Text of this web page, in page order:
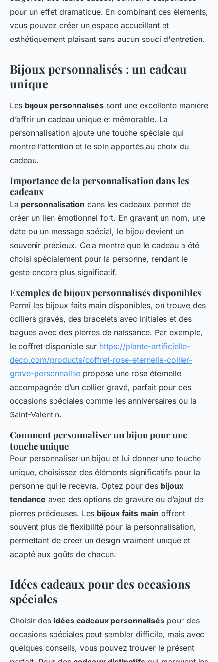
pour un effet dramatique. En combinant ces éléments,
vous pouvez créer un espace accueillant et
esthétiquement plaisant sans aucun souci d'entretien.
Bijoux personnalisés : un cadeau
unique
Les bijoux personnalisés sont une excellente manière
d’offrir un cadeau unique et mémorable. La
personnalisation ajoute une touche spéciale qui
montre l’attention et le soin apportés au choix du
cadeau.
Importance de la personnalisation dans les
cadeaux
La personnalisation dans les cadeaux permet de
créer un lien émotionnel fort. En gravant un nom, une
date ou un message spécial, le bijou devient un
souvenir précieux. Cela montre que le cadeau a été
choisi spécialement pour la personne, rendant le
geste encore plus significatif.
Exemples de bijoux personnalisés disponibles
Parmi les bijoux faits main disponibles, on trouve des
colliers gravés, des bracelets avec initiales et des
bagues avec des pierres de naissance. Par exemple,
le coffret disponible sur https://plante-artificielle-
deco.com/products/coffret-rose-eternelle-collier-
grave-personnalise propose une rose éternelle
accompagnée d’un collier gravé, parfait pour des
occasions spéciales comme les anniversaires ou la
Saint-Valentin.
Comment personnaliser un bijou pour une
touche unique
Pour personnaliser un bijou et lui donner une touche
unique, choisissez des éléments significatifs pour la
personne qui le recevra. Optez pour des bijoux
tendance avec des options de gravure ou d’ajout de
pierres précieuses. Les bijoux faits main offrent
souvent plus de flexibilité pour la personnalisation,
permettant de créer un design vraiment unique et
adapté aux goûts de chacun.
Idées cadeaux pour des occasions
spéciales
Choisir des idées cadeaux personnalisés pour des
occasions spéciales peut sembler difficile, mais avec
quelques conseils, vous pouvez trouver le présent